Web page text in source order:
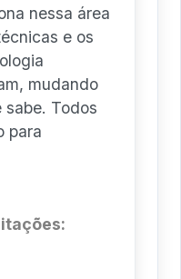
nessa área
e os
mudando
sabe. Todos
para